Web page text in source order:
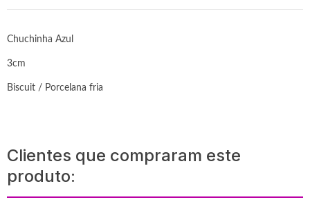
Chuchinha Azul
3cm
Biscuit / Porcelana fria
Clientes que compraram este
produto: